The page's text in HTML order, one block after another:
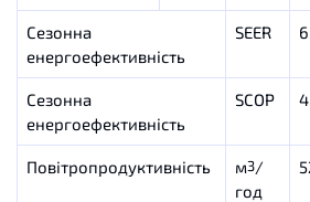
Сезонна
енергоефективність
SEER
Сезонна
енергоефективність
SCOP
Повітропродуктивність м3/
год